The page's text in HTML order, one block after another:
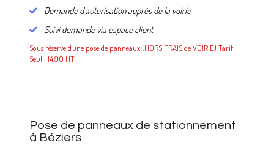
Demande d'autorisation auprès de la voirie
Suivi demande via espace client
Sous réserve d'une pose de panneaux (HORS FRAIS de VOIRIE) Tarif
Seul : 14.90 HT
Pose de panneaux de stationnement
à Béziers